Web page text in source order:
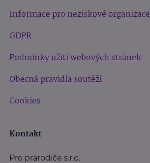
Informace pro neziskové organizace
GDPR
Podmínky užití webových stránek
Obecná pravidla soutěží
Cookies
Kontakt
Pro prarodiče s.r.o.